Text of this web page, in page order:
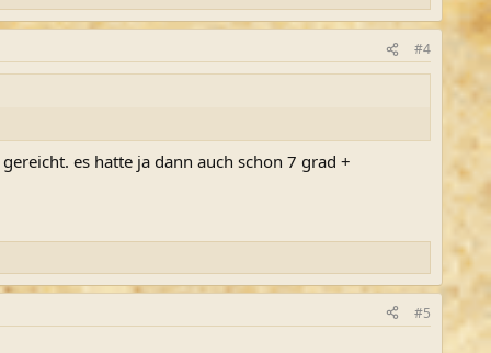
#4
es hatte ja dann auch schon 7 grad +
#5